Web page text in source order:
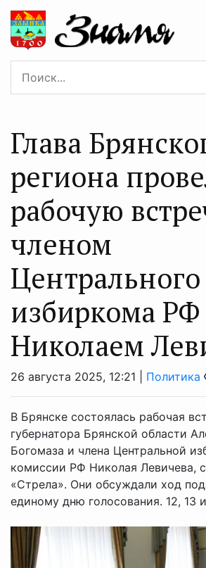
Глава
региона
рабочую
членом
Центрального
избиркома РФ
Николаем
26 августа 2025, 12:21 | Политика
В Брянске состоялась рабочая
губернатора Брянской области
Богомаза и члена Центральной
комиссии РФ Николая Левичева,
«Стрела». Они обсуждали ход
единому дню голосования. 12, 13